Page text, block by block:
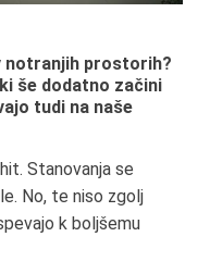
notranjih prostorih?
še dodatno začini
tudi na naše
Stanovanja se
No, te niso zgolj
k boljšemu